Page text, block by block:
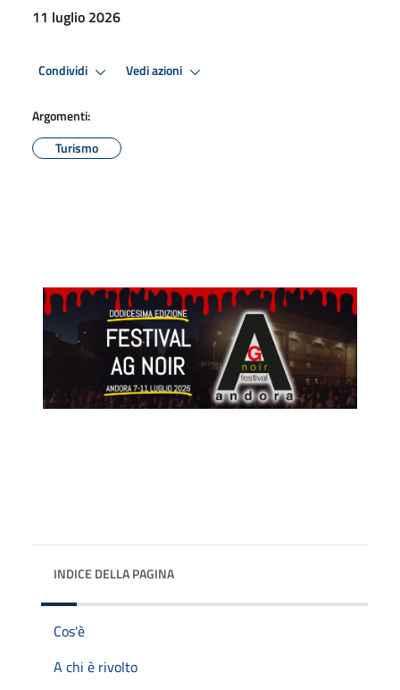
11 luglio 2026
Condividi Vedi azioni
Argomenti:
Turismo
INDICE DELLA PAGINA
Cos'è
A chi è rivolto